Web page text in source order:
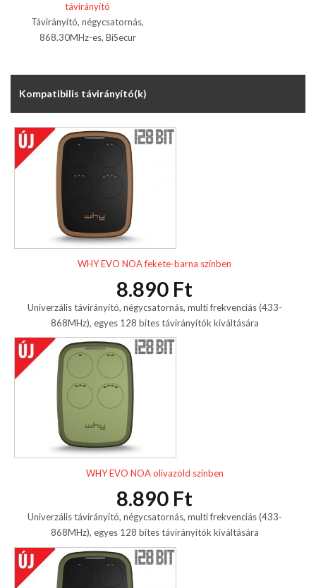
távirányító
Távirányító, négycsatornás,
868.30MHz-es, BiSecur
Kompatibilis távirányító(k)
WHY EVO NOA fekete-barna színben
8.890 Ft
Univerzális távirányító, négycsatornás, multi frekvenciás (433-
868MHz), egyes 128 bites távirányítók kiváltására
WHY EVO NOA olivazöld színben
8.890 Ft
Univerzális távirányító, négycsatornás, multi frekvenciás (433-
868MHz), egyes 128 bites távirányítók kiváltására